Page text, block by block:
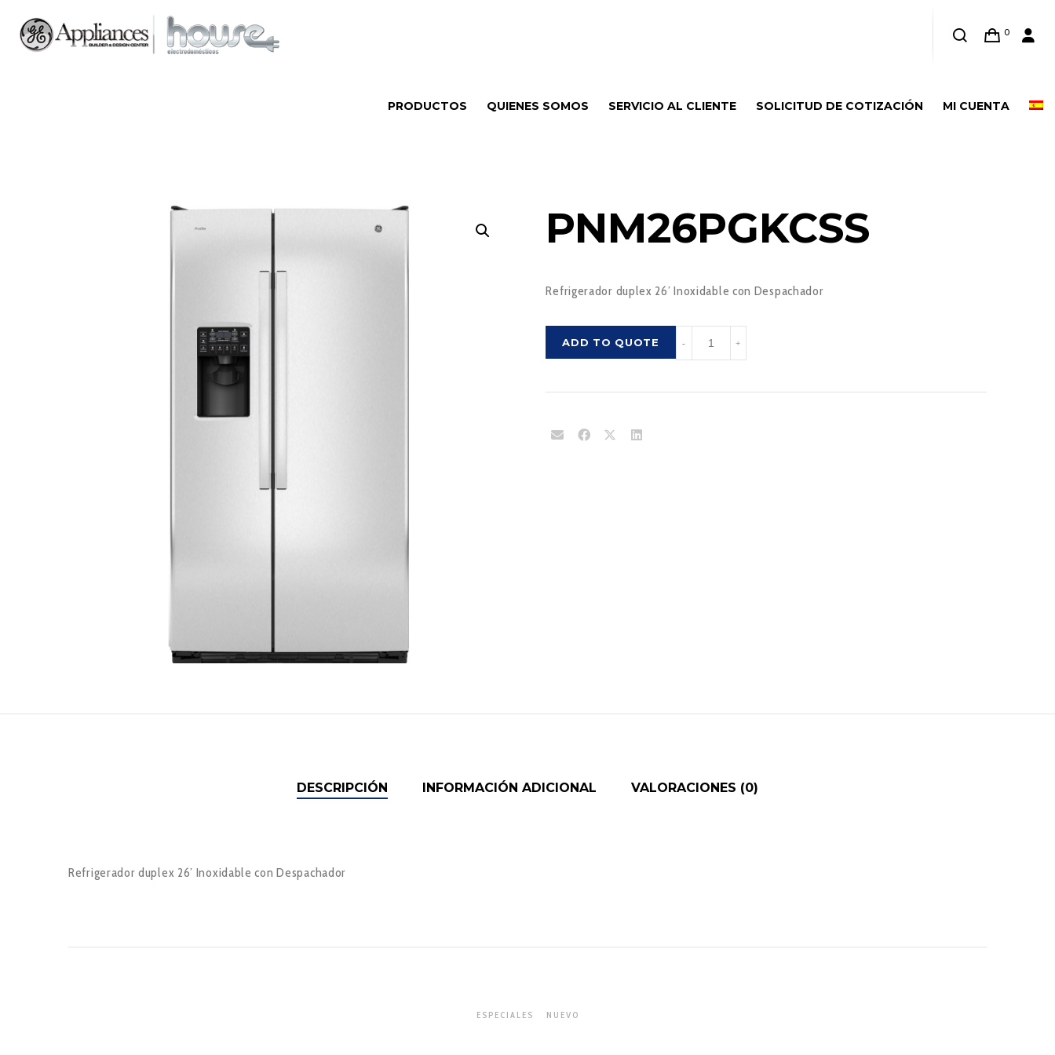
0
PRODUCTOS QUIENES SOMOS SERVICIO AL CLIENTE SOLICITUD DE COTIZACIÓN MI CUENTA
PNM26PGKCSS
Refrigerador duplex 26’ Inoxidable con Despachador
ADD TO QUOTE
cantidad
- +
DESCRIPCIÓN INFORMACIÓN ADICIONAL VALORACIONES (0)
Refrigerador duplex 26’ Inoxidable con Despachador
ESPECIALES NUEVO